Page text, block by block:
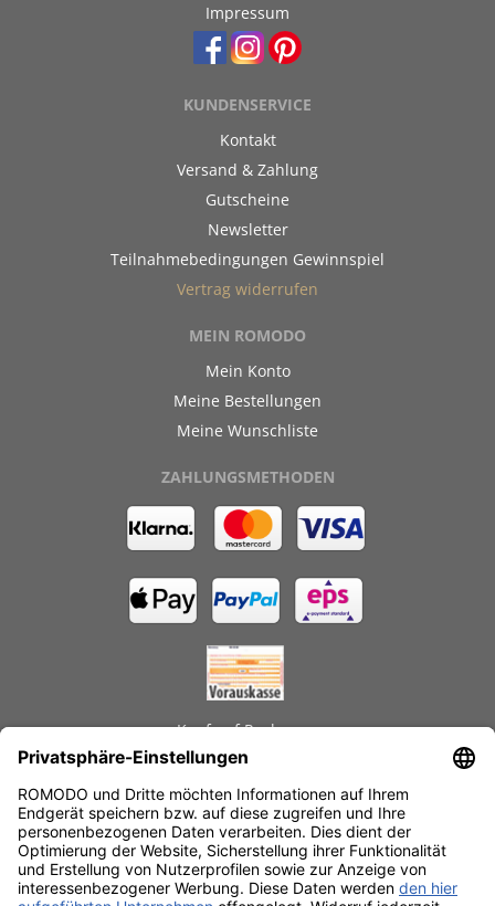
Impressum
KUNDENSERVICE
Kontakt
Versand & Zahlung
Gutscheine
Newsletter
Teilnahmebedingungen Gewinnspiel
Vertrag widerrufen
MEIN ROMODO
Mein Konto
Meine Bestellungen
Meine Wunschliste
ZAHLUNGSMETHODEN
Kauf auf Rechnung
Schnelle Lieferzeiten
Käuferschutz
Datenschutz